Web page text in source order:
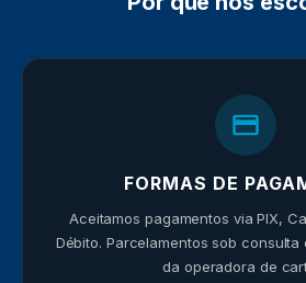
FORMAS DE
Aceitamos pagamentos via PIX,
Débito. Parcelamentos sob
da operadora de